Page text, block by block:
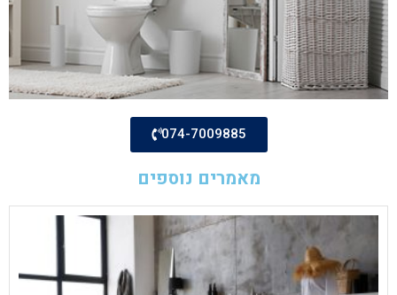
074-7009885
מאמרים נוספים